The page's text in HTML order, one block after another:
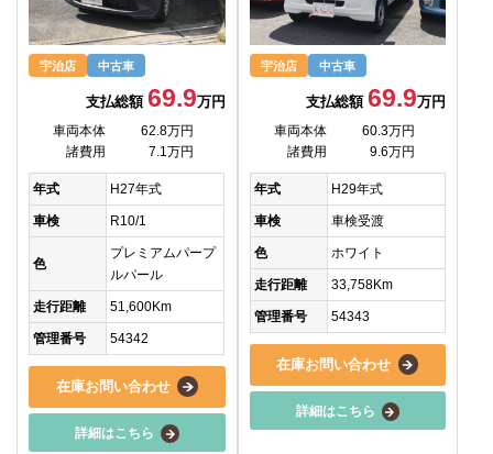
宇治店 中古車
支払総額 69.9万円
車両本体
62.8万円
諸費用
7.1万円
年式 H27年式
車検 R10/1
色
プレミアムパープ
ルパール
走行距離 51,600Km
管理番号 54342
在庫お問い合わせ
詳細はこちら
宇治店 中古車
支払総額69.9万円
車両本体
60.3万円
諸費用
9.6万円
年式 H29年式
車検 車検受渡
色 ホワイト
走行距離 33,758Km
管理番号 54343
在庫お問い合わせ
詳細はこちら